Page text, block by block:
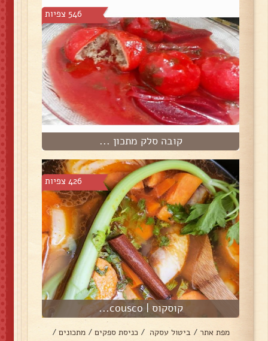
546 צפיות
קובה סלק מתכון ...
426 צפיות
קוסקוס | cousco...
מפת אתר / ביטול עסקה / כניסת ספקים / מתכונים /